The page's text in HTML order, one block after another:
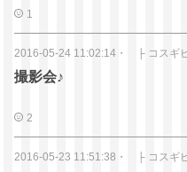
1
2016-05-24 11:02:14 ・ ├ コスギ
撮影会♪
2
2016-05-23 11:51:38 ・ ├ コスギ